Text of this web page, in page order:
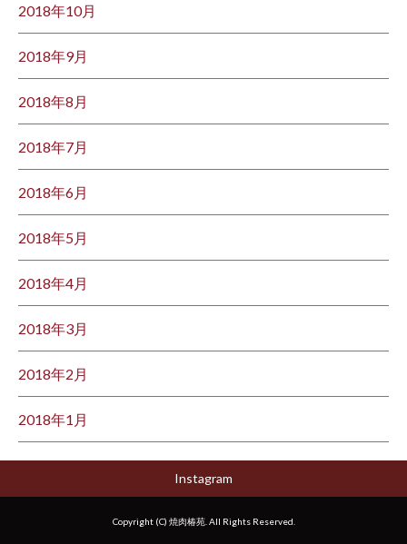
2018年10月
2018年9月
2018年8月
2018年7月
2018年6月
2018年5月
2018年4月
2018年3月
2018年2月
2018年1月
Instagram
Copyright (C) 焼肉椿苑. All Rights Reserved.